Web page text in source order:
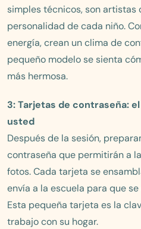
simples técnicos, son artistas
personalidad de cada niño.
energía, crean un clima de
pequeño modelo se sienta
más hermosa.
3: Tarjetas de contraseña:
usted
Después de la sesión,
contraseña que permitirán a
fotos. Cada tarjeta se
envía a la escuela para que
Esta pequeña tarjeta es la
trabajo con su hogar.